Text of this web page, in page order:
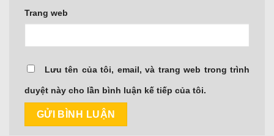
Trang web
Lưu tên của tôi, email, và trang web trong trình
duyệt này cho lần bình luận kế tiếp của tôi.